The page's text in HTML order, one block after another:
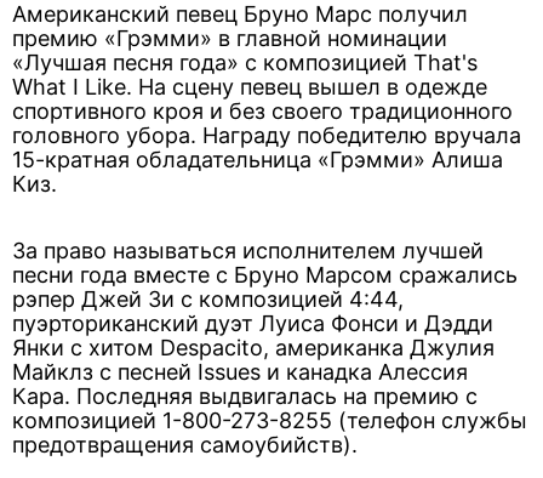
Американский певец Бруно Марс получил
премию «Грэмми» в главной номинации
«Лучшая песня года» с композицией That's
What I Like. На сцену певец вышел в одежде
спортивного кроя и без своего традиционного
головного убора. Награду победителю вручала
15-кратная обладательница «Грэмми» Алиша
Киз.
За право называться исполнителем лучшей
песни года вместе с Бруно Марсом сражались
рэпер Джей Зи с композицией 4:44,
пуэрториканский дуэт Луиса Фонси и Дэдди
Янки с хитом Despacito, американка Джулия
Майклз с песней Issues и канадка Алессия
Кара. Последняя выдвигалась на премию с
композицией 1-800-273-8255 (телефон службы
предотвращения самоубийств).